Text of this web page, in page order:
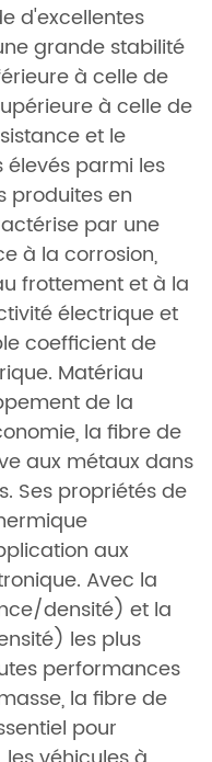
d'excellentes
grande stabilité
à celle de
à celle de
et le
élevés parmi les
produites en
par une
à la corrosion,
frottement et à la
électrique et
coefficient de
Matériau
de la
la fibre de
aux métaux dans
Ses propriétés de
aux
Avec la
densité) et la
les plus
performances
la fibre de
pour